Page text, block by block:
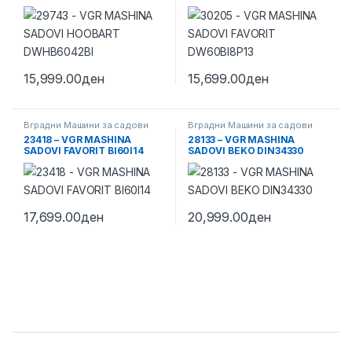
DWHB6042BI
15,999.00ден
DW60BI8P13
15,699.00ден
Вградни Машини за садови
23418 – VGR MASHINA
SADOVI FAVORIT BI60I14
17,699.00ден
Вградни Машини за садови
28133 – VGR MASHINA
SADOVI BEKO DIN34330
20,999.00ден